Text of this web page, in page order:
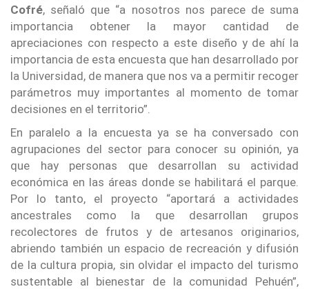
Cofré, señaló que “a nosotros nos parece de suma
importancia obtener la mayor cantidad de
apreciaciones con respecto a este diseño y de ahí la
importancia de esta encuesta que han desarrollado por
la Universidad, de manera que nos va a permitir recoger
parámetros muy importantes al momento de tomar
decisiones en el territorio”.
En paralelo a la encuesta ya se ha conversado con
agrupaciones del sector para conocer su opinión, ya
que hay personas que desarrollan su actividad
económica en las áreas donde se habilitará el parque.
Por lo tanto, el proyecto “aportará a actividades
ancestrales como la que desarrollan grupos
recolectores de frutos y de artesanos originarios,
abriendo también un espacio de recreación y difusión
de la cultura propia, sin olvidar el impacto del turismo
sustentable al bienestar de la comunidad Pehuén”,